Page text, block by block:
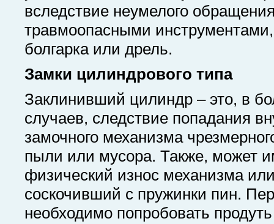
вследствие неумелого
травмоопасными инструментами,
болгарка или дрель.
Замки цилиндрового типа
Заклинивший цилиндр – это, в
случаев, следствие попадания
замочного механизма
пыли или мусора. Также, может
физический износ механизма
соскочивший с пружинки пин.
необходимо попробовать